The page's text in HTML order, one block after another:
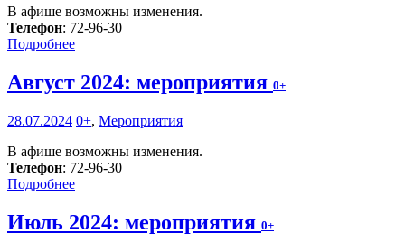
В афише возможны изменения.
Телефон: 72-96-30
Подробнее
Август 2024: мероприятия 0+
28.07.2024 0+, Мероприятия
В афише возможны изменения.
Телефон: 72-96-30
Подробнее
Июль 2024: мероприятия 0+